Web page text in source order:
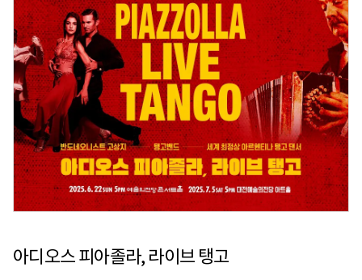
아디오스 피아졸라, 라이브 탱고